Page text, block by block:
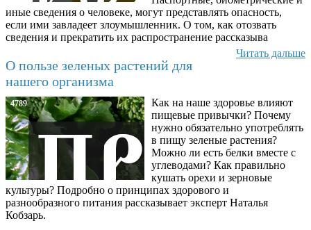
иные сведения о человеке, могут представлять опасность,
если ими завладеет злоумышленник. О том, как отозвать
сведения и прекратить их распространение рассказыва
Читать дальше
О пользе зеленых растений для
нашего организма
4789
Как на наше здоровье влияют
пищевые привычки? Почему
нужно обязательно употреблять
в пищу зеленые растения?
Можно ли есть белки вместе с
углеводами? Как правильно
кушать орехи и зерновые
культуры? Подробно о принципах здорового и
разнообразного питания рассказывает эксперт Наталья
Кобзарь.